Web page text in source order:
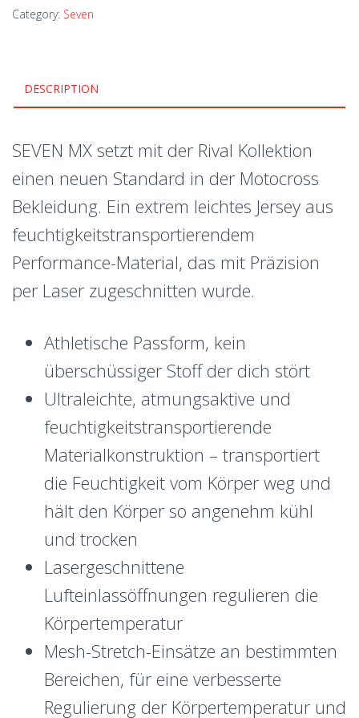
Category: Seven
DESCRIPTION
SEVEN MX setzt mit der Rival Kollektion
einen neuen Standard in der Motocross
Bekleidung. Ein extrem leichtes Jersey aus
feuchtigkeitstransportierendem
Performance-Material, das mit Präzision
per Laser zugeschnitten wurde.
Athletische Passform, kein
überschüssiger Stoff der dich stört
Ultraleichte, atmungsaktive und
feuchtigkeitstransportierende
Materialkonstruktion – transportiert
die Feuchtigkeit vom Körper weg und
hält den Körper so angenehm kühl
und trocken
Lasergeschnittene
Lufteinlassöffnungen regulieren die
Körpertemperatur
Mesh-Stretch-Einsätze an bestimmten
Bereichen, für eine verbesserte
Regulierung der Körpertemperatur und